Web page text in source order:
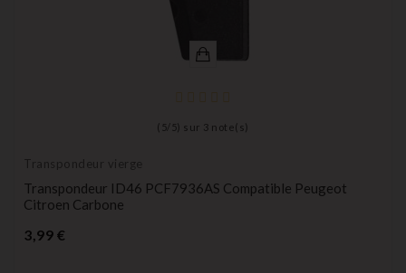
( 5/ 5) sur 3 note(s)
Transpondeur vierge
Transpondeur ID46 PCF7936AS Compatible Peugeot
Citroen Carbone
3,99 €